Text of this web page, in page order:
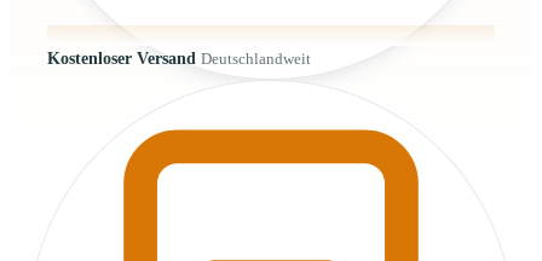
Kostenloser Versand Deutschlandweit